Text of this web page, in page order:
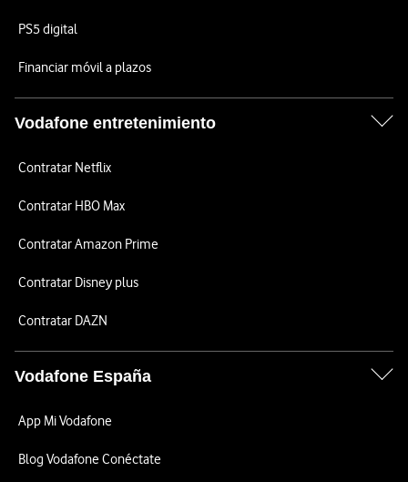
PS5 digital
Financiar móvil a plazos
Vodafone entretenimiento
Contratar Netflix
Contratar HBO Max
Contratar Amazon Prime
Contratar Disney plus
Contratar DAZN
Vodafone España
App Mi Vodafone
Blog Vodafone Conéctate